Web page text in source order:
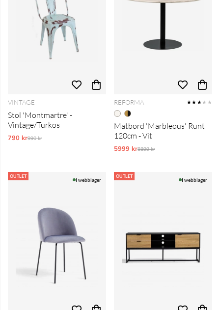
VINTAGE
Stol 'Montmartre' -
Vintage/Turkos
790 krOrdinarie pris:
990 kr
REFORMA ★★★★★
Matbord 'Marbleous' Runt
120cm - Vit
5999 krOrdinarie pris:
8899 kr
OUTLET
I webblager
OUTLET
I webblager